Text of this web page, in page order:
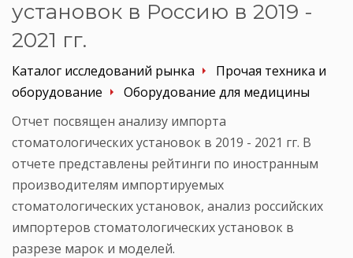
установок в Россию в 2019 -
2021 гг.
Каталог исследований рынка
Прочая техника и
оборудование
Оборудование для медицины
Отчет посвящен анализу импорта
стоматологических установок в 2019 - 2021 гг. В
отчете представлены рейтинги по иностранным
производителям импортируемых
стоматологических установок, анализ российских
импортеров стоматологических установок в
разрезе марок и моделей.